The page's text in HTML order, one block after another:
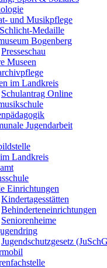
und Musikpflege
Medaille
Bogenberg
Presseschau
Museen
im Landkreis
Schulantrag Online
Jugendarbeit
Landkreis
Einrichtungen
Kindertagesstätten
Behinderteneinrichtungen
Seniorenheime
Jugendschutzgesetz